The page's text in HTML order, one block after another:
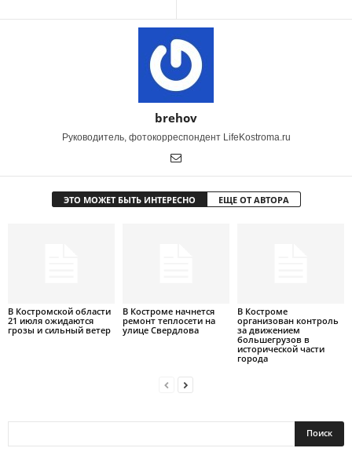
brehov
Руководитель, фотокорреспондент LifeKostroma.ru
ЭТО МОЖЕТ БЫТЬ ИНТЕРЕСНО ЕЩЕ ОТ АВТОРА
В Костромской области
21 июля ожидаются
грозы и сильный ветер
В Костроме начнется
ремонт теплосети на
улице Свердлова
В Костроме
организован контроль
за движением
большегрузов в
исторической части
города